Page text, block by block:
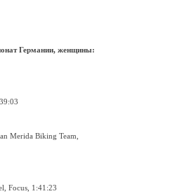
Германии, женщины:
Merida Biking Team,
Focus, 1:41:23